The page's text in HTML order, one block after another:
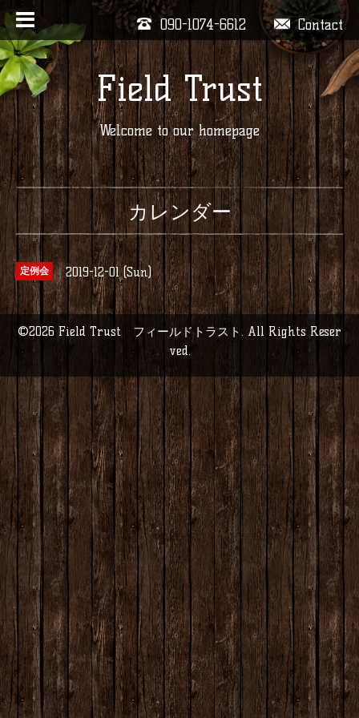
Contact
090-1074-6612
Field Trust
Welcome to our homepage
カレンダー
定例会 2019-12-01 (Sun)
©2026Field Trust フィールドトラスト. All Rights Reser
ved.